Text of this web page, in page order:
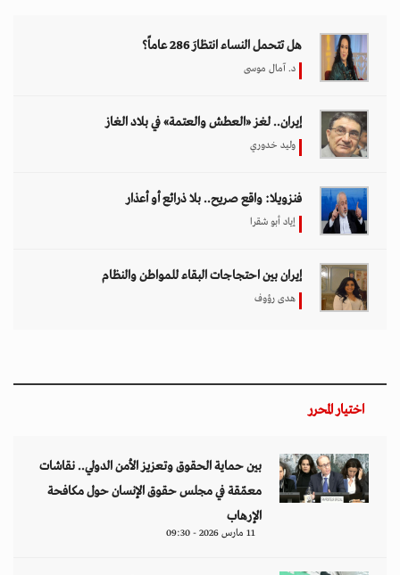
هل تتحمل النساء انتظارَ 286 عاماً؟
د. آمال موسى
إيران.. لغز «العطش والعتمة» في بلاد الغاز
وليد خدوري
فنزويلا: واقع صريح.. بلا ذرائع أو أعذار
إياد أبو شقرا
إيران بين احتجاجات البقاء للمواطن والنظام
هدى رؤوف
اختيار المحرر
بين حماية الحقوق وتعزيز الأمن الدولي.. نقاشات
معمّقة في مجلس حقوق الإنسان حول مكافحة
الإرهاب
11 مارس 2026 - 09:30